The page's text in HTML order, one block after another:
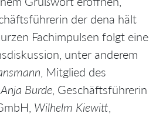
der dena hält
Fachimpulsen folgt eine
unter anderem
, Mitglied des
Anja Burde , Geschäftsführerin
Wilhelm Kiewitt